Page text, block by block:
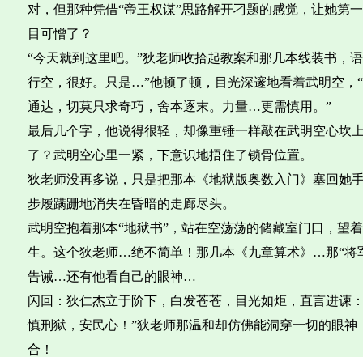
对，但那种凭借“帝王权谋”思路解开刁题的感觉，让她第
目可憎了？
“今天就到这里吧。”狄老师收拾起教案和那几本线装书，
行空，很好。只是…”他顿了顿，目光深邃地看着武明空，
通达，切莫只求奇巧，舍本逐末。力量…更需慎用。”
最后几个字，他说得很轻，却像重锤一样敲在武明空心坎
了？武明空心里一紧，下意识地捂住了锁骨位置。
狄老师没再多说，只是把那本《地狱版奥数入门》塞回她
步履蹒跚地消失在昏暗的走廊尽头。
武明空抱着那本“地狱书”，站在空荡荡的储藏室门口，望
生。这个狄老师…绝不简单！那几本《九章算术》…那“将
告诫…还有他看自己的眼神…
闪回：狄仁杰立于阶下，白发苍苍，目光如炬，直言进谏
慎刑狱，安民心！”狄老师那温和却仿佛能洞穿一切的眼
合！